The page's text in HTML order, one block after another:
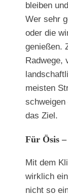
bleiben
Wer sehr
oder die
genießen.
Radwege,
meisten
das Ziel.
Für Ösis
Mit dem
wirklich
nicht so